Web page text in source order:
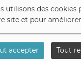
utilisons des
site et pour
accepter Tout